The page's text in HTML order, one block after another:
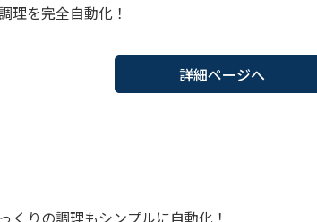
理を完全自動化！
詳細ページへ
くりの調理もシンプルに自動化！